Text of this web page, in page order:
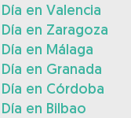
en Valencia
en Zaragoza
en Málaga
en Granada
en Córdoba
en Bilbao